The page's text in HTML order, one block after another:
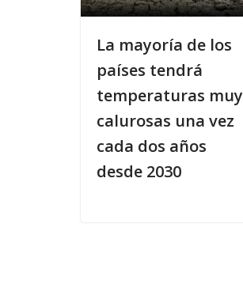
La mayoría de los
países tendrá
temperaturas muy
calurosas una vez
cada dos años
desde 2030